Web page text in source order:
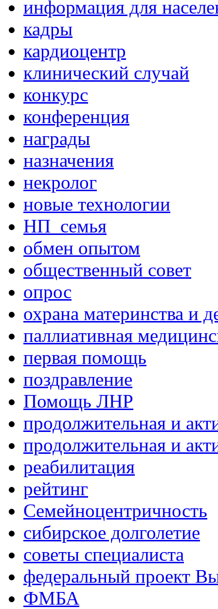
информация для
кадры
кардиоцентр
клинический случай
конкурс
конференция
награды
назначения
некролог
новые технологии
НП_семья
обмен опытом
общественный совет
опрос
охрана материнства и
паллиативная
первая помощь
поздравление
Помощь ЛНР
продолжительная и
продолжительная и
реабилитация
рейтинг
Семейноцентричность
сибирское долголетие
советы специалиста
федеральный проект
ФМБА